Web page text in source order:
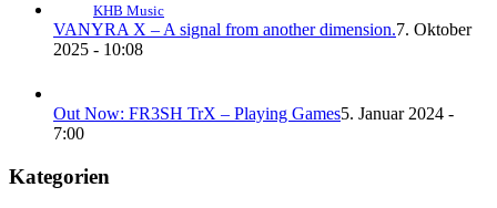
KHB Music
VANYRA X – A signal from another dimension.7. Oktober
2025 - 10:08
Out Now: FR3SH TrX – Playing Games5. Januar 2024 -
7:00
Kategorien